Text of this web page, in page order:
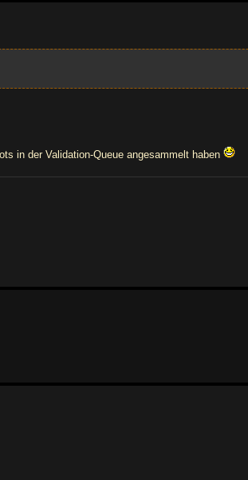
in der Validation-Queue angesammelt haben